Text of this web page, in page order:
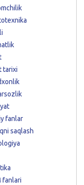
tarixi
fanlar
saqlash
fanlari